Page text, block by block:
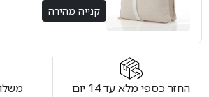
קנייה מהירה
החזר כספי מלא עד 14 יום